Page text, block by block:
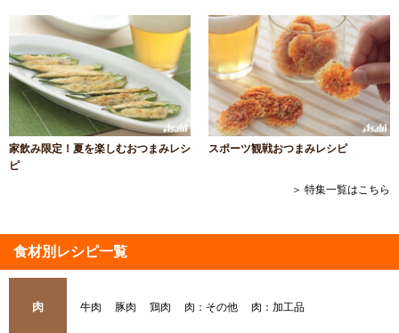
家飲み限定！夏を楽しむおつまみレシ
ピ
スポーツ観戦おつまみレシピ
＞ 特集一覧はこちら
食材別レシピ一覧
肉 牛肉 豚肉 鶏肉 肉：その他 肉：加工品